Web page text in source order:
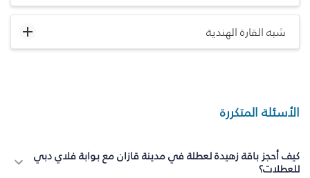
شبه القارة الهندية
الأسئلة المتكررة
كيف أحجز باقة زهيدة لعطلة في مدينة قازان مع بوابة فلاي دبي
للعطلات؟